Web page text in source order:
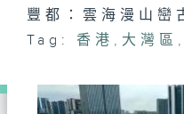
豐都：雲海漫山巒
Tag:
香港 , 大灣區 ,